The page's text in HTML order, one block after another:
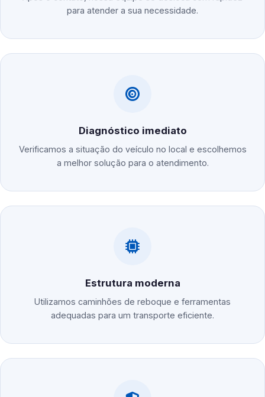
para atender a sua necessidade.
Diagnóstico imediato
Verificamos a situação do veículo no local e escolhemos
a melhor solução para o atendimento.
Estrutura moderna
Utilizamos caminhões de reboque e ferramentas
adequadas para um transporte eficiente.